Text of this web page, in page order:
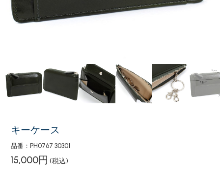
キーケース
品番：PH0767 30301
15,000円 (税込)